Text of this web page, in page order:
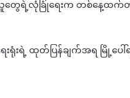
သူ‌တွေရဲ့လုံခြုံရေးက တစ်နေ့ထက်
ေးရုံးရဲ့ ထုတ်ပြန်ချက်အရ မြို့ပ